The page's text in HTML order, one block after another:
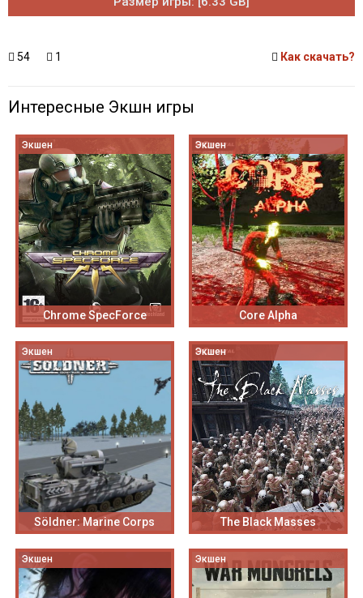
54 1 Как скачать?
Интересные Экшн игры
Экшен
Chrome SpecForce
Экшен
Core Alpha
Экшен
Söldner: Marine Corps
Экшен
The Black Masses
Экшен Экшен